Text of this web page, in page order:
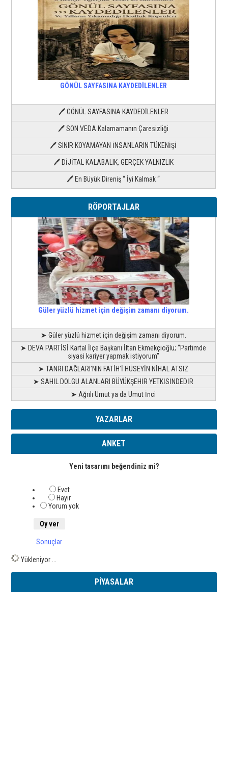
GÖNÜL SAYFASINA KAYDEDİLENLER
🖊 GÖNÜL SAYFASINA KAYDEDİLENLER
🖊 SON VEDA Kalamamanın Çaresizliği
🖊 SINIR KOYAMAYAN İNSANLARIN TÜKENİŞİ
🖊 DİJİTAL KALABALIK, GERÇEK YALNIZLIK
🖊 En Büyük Direniş “ İyi Kalmak “
RÖPORTAJLAR
Güler yüzlü hizmet için değişim zamanı diyorum.
➤ Güler yüzlü hizmet için değişim zamanı diyorum.
➤ DEVA PARTİSİ Kartal İlçe Başkanı İltan Ekmekçioğlu; “Partimde
siyasi kariyer yapmak istiyorum”
➤ TANRI DAĞLARI’NIN FATİH’İ HÜSEYİN NİHAL ATSIZ
➤ SAHİL DOLGU ALANLARI BÜYÜKŞEHİR YETKİSİNDEDİR
➤ Ağrılı Umut ya da Umut İnci
YAZARLAR
ANKET
Yeni tasarımı beğendiniz mi?
Evet
Hayır
Yorum yok
Sonuçlar
Yükleniyor ...
PİYASALAR